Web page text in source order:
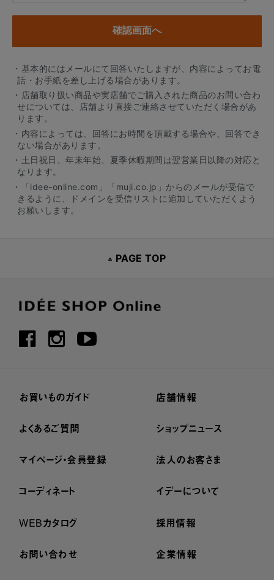
・基本的にはメールにて回答いたしますが、内容によってお電
話・お手紙を差し上げる場合があります。
・店舗取り扱い商品や実店舗でご購入された商品のお問い合わ
せについては、店舗より直接ご連絡させていただく場合があ
ります。
・内容によっては、回答にお時間を頂戴する場合や、回答でき
ない場合があります。
・土日祝日、年末年始、夏季休暇期間は翌営業日以降の対応と
なります。
・「idee-online.com」「muji.co.jp」からのメールが受信で
きるように、ドメインを受信リストに追加していただくよう
お願いします。
PAGE TOP
お買いものガイド
よくあるご質問
マイページ・会員登録
コーディネート
WEBカタログ
お問い合わせ
店舗情報
ショップニュース
法人のお客さま
イデーについて
採用情報
企業情報